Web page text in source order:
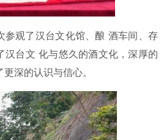
观了汉台文化馆、酿 酒车间、存
台文 化与悠久的酒文化，深厚的
深的认识与信心。